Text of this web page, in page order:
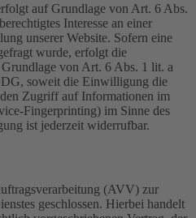
auf Grundlage von Art. 6 Abs.
Interesse an einer
unserer Website. Sofern eine
wurde, erfolgt die
von Art. 6 Abs. 1 lit. a
soweit die Einwilligung die
Zugriff auf Informationen im
Fingerprinting) im Sinne des
ist jederzeit widerrufbar.
(AVV) zur
geschlossen. Hierbei handelt